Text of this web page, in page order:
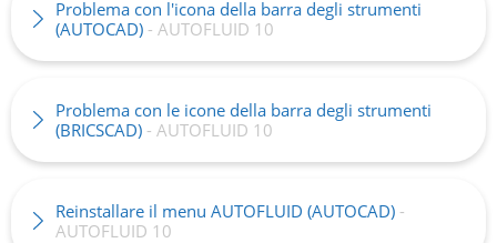
Problema con l'icona della barra degli strumenti
(AUTOCAD) - AUTOFLUID 10
Problema con le icone della barra degli strumenti
(BRICSCAD) - AUTOFLUID 10
Reinstallare il menu AUTOFLUID (AUTOCAD) -
AUTOFLUID 10